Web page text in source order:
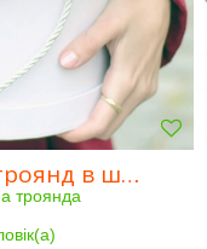
25 червоних троянд в шляпной коробці
троянда